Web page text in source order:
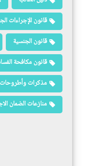
قانون الإجراءات
قانون الجنسية
قانون مكافحة
مذكرات وأطروحات
منازعات الضمان